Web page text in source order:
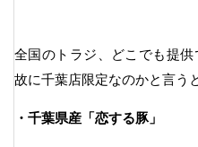
全国のトラジ、どこでも提
故に千葉店限定なのかと言うと
・千葉県産「恋する豚」